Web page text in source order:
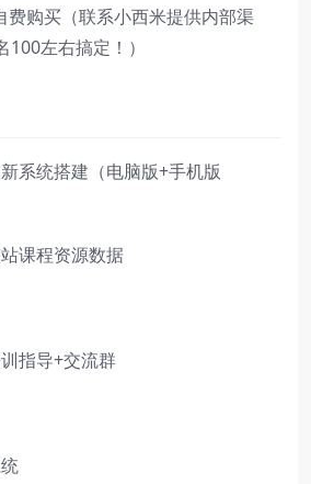
费购买（联系小西米提供内部渠
左右搞定！）
系统搭建（电脑版+手机版
课程资源数据
指导+交流群